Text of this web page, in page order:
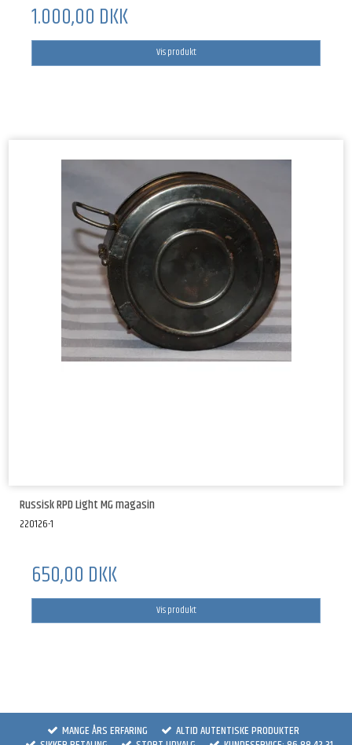
1.000,00 DKK
Vis produkt
Russisk RPD Light MG magasin
220126-1
650,00 DKK
Vis produkt
MANGE ÅRS ERFARING
ALTID AUTENTISKE PRODUKTER